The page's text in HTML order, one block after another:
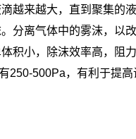
越来越大，直到聚集的
分离气体中的雾沫，以
积小，除沫效率高，阻
250-500Pa，有利于提